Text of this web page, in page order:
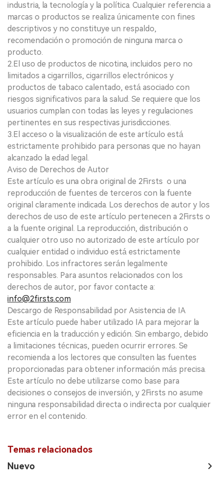
industria, la tecnología y la política. Cualquier referencia a
marcas o productos se realiza únicamente con fines
descriptivos y no constituye un respaldo,
recomendación o promoción de ninguna marca o
producto.
2.El uso de productos de nicotina, incluidos pero no
limitados a cigarrillos, cigarrillos electrónicos y
productos de tabaco calentado, está asociado con
riesgos significativos para la salud. Se requiere que los
usuarios cumplan con todas las leyes y regulaciones
pertinentes en sus respectivas jurisdicciones.
3.El acceso o la visualización de este artículo está
estrictamente prohibido para personas que no hayan
alcanzado la edad legal.
Aviso de Derechos de Autor
Este artículo es una obra original de 2Firsts o una
reproducción de fuentes de terceros con la fuente
original claramente indicada. Los derechos de autor y los
derechos de uso de este artículo pertenecen a 2Firsts o
a la fuente original. La reproducción, distribución o
cualquier otro uso no autorizado de este artículo por
cualquier entidad o individuo está estrictamente
prohibido. Los infractores serán legalmente
responsables. Para asuntos relacionados con los
derechos de autor, por favor contacte a:
info@2firsts.com
Descargo de Responsabilidad por Asistencia de IA
Este artículo puede haber utilizado IA para mejorar la
eficiencia en la traducción y edición. Sin embargo, debido
a limitaciones técnicas, pueden ocurrir errores. Se
recomienda a los lectores que consulten las fuentes
proporcionadas para obtener información más precisa.
Este artículo no debe utilizarse como base para
decisiones o consejos de inversión, y 2Firsts no asume
ninguna responsabilidad directa o indirecta por cualquier
error en el contenido.
Temas relacionados
Nuevo